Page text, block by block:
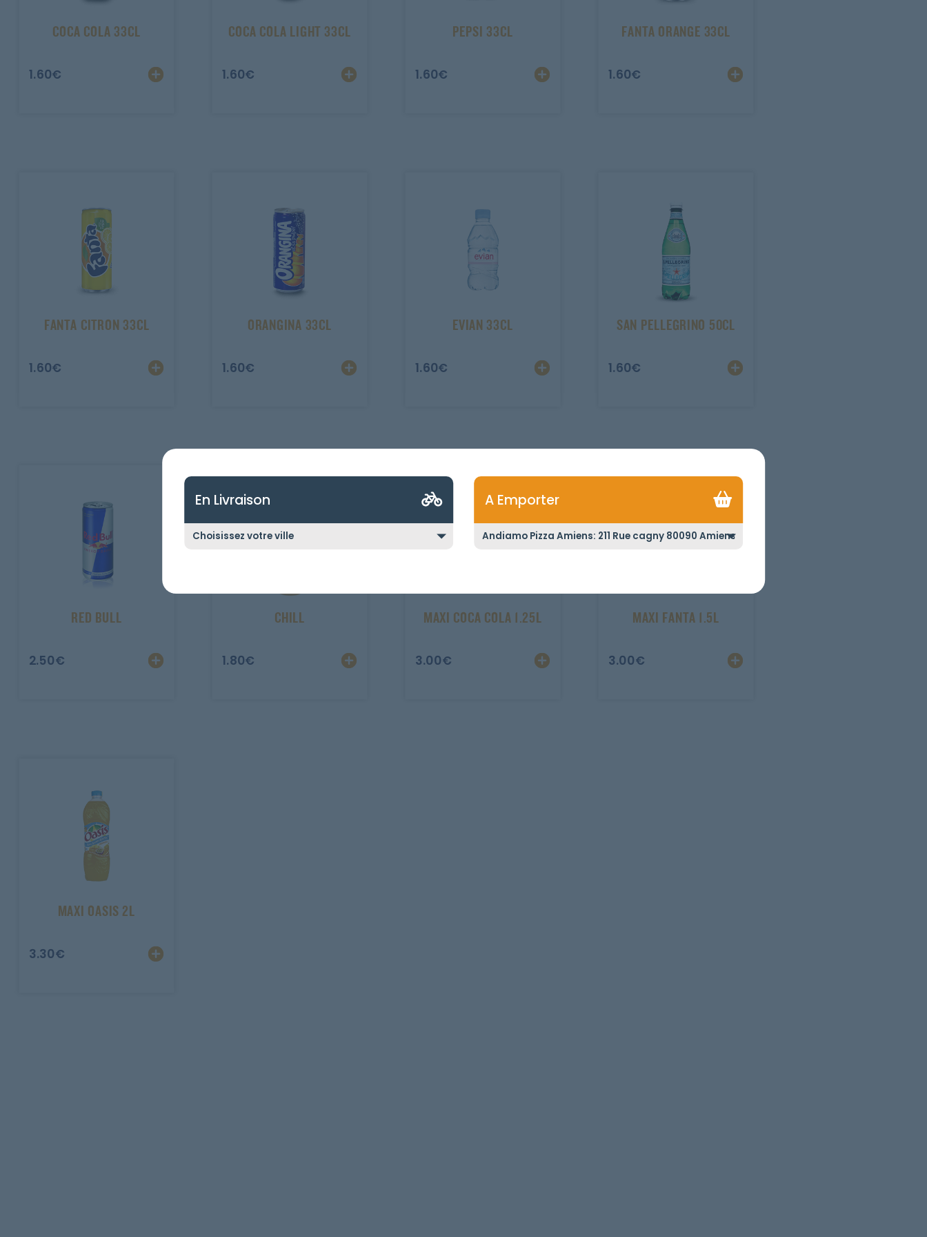
COCA COLA 33CL
1.60€
COCA COLA LIGHT 33CL
1.60€
PEPSI 33CL
1.60€
FANTA ORANGE 33CL
1.60€
FANTA CITRON 33CL
1.60€
ORANGINA 33CL
1.60€
EVIAN 33CL
1.60€
SAN PELLEGRINO 50CL
1.60€
RED BULL
2.50€
CHILL
1.80€
MAXI COCA COLA 1.25L
3.00€
MAXI FANTA 1.5L
3.00€
MAXI OASIS 2L
3.30€
En Livraison A Emporter